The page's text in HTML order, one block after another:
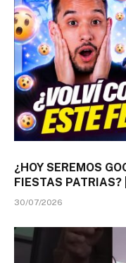
¿HOY SEREMOS
FIESTAS PATRIAS?
30/07/2026